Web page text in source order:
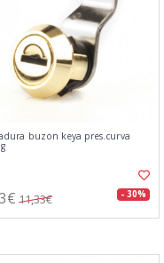
buzon keya pres.curva
11,33€ - 30%